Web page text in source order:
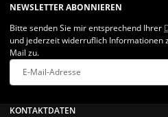
KONTAKTDATEN
NEWSLETTER ABONNIEREN
Bitte senden Sie mir entsprechend Ihrer
und jederzeit widerruflich Informationen
Mail zu.